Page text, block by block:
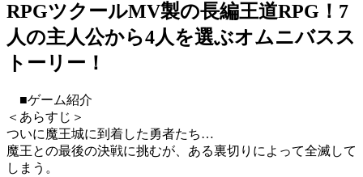
RPGツクールMV製の長編王道RPG！7
人の主人公から4人を選ぶオムニバスス
トーリー！
■ゲーム紹介
＜あらすじ＞
ついに魔王城に到着した勇者たち…
魔王との最後の決戦に挑むが、ある裏切りによって全滅して
しまう。